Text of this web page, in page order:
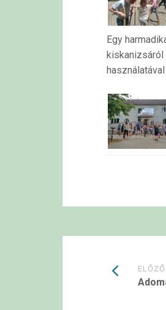
Egy
kiskanizsáról